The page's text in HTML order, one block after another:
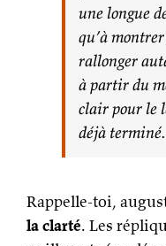
une longue
qu’à
rallonger
à partir du
clair pour le
déjà
Rappelle-toi,
la clarté. Les